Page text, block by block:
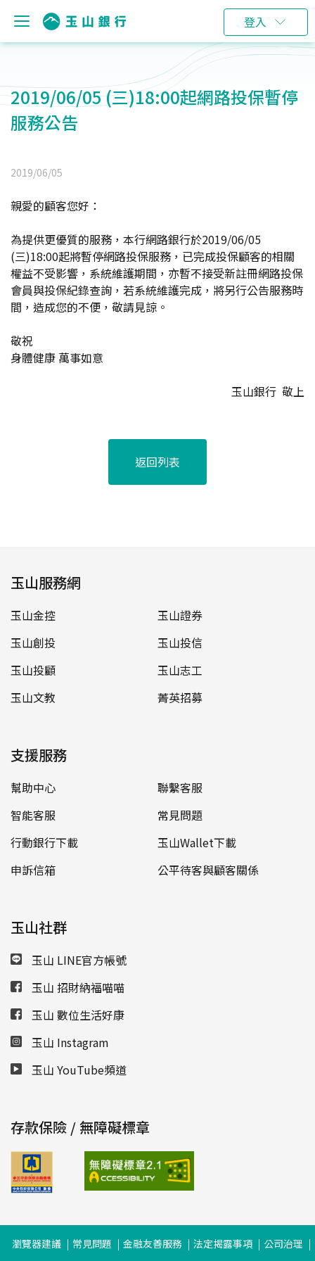
登入
2019/06/05 (三)18:00起網路投保暫停
服務公告
2019/06/05
親愛的顧客您好：
為提供更優質的服務，本行網路銀行於2019/06/05
(三)18:00起將暫停網路投保服務，已完成投保顧客的相關
權益不受影響，系統維護期間，亦暫不接受新註冊網路投保
會員與投保紀錄查詢，若系統維護完成，將另行公告服務時
間，造成您的不便，敬請見諒。
敬祝
身體健康 萬事如意
玉山銀行 敬上
返回列表
玉山服務網
玉山金控
玉山證券
玉山創投
玉山投信
玉山投顧
玉山志工
玉山文教
菁英招募
支援服務
幫助中心
聯繫客服
智能客服
常見問題
行動銀行下載
玉山Wallet下載
申訴信箱
公平待客與顧客關係
玉山社群
玉山 LINE官方帳號
玉山 招財納福喵喵
玉山 數位生活好康
玉山 Instagram
玉山 YouTube頻道
存款保險 / 無障礙標章
瀏覽器建議 常見問題 金融友善服務 法定揭露事項 公司治理